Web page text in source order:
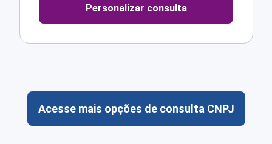
Personalizar consulta
Acesse mais opções de consulta CNPJ